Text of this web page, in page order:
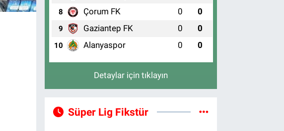
8 Çorum FK 0 0
9 Gaziantep FK 0 0
10 Alanyaspor 0 0
Detaylar için tıklayın
Süper Lig Fikstür